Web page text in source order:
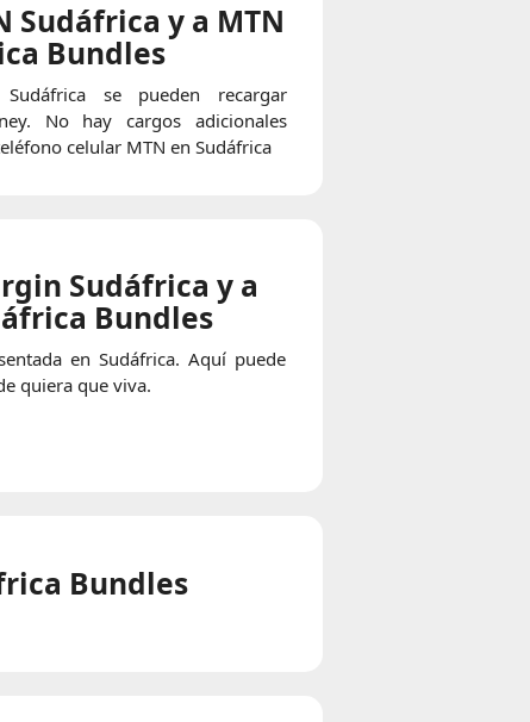
Sudáfrica y a MTN
Bundles
se pueden recargar
No hay cargos adicionales
celular MTN en Sudáfrica
Sudáfrica y a
Bundles
en Sudáfrica. Aquí puede
quiera que viva.
Bundles